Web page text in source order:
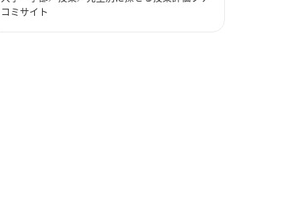
コミサイト